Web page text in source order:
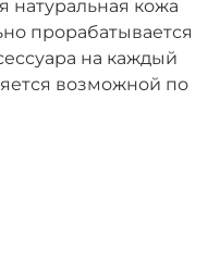
натуральная кожа
прорабатывается
на каждый
возможной по